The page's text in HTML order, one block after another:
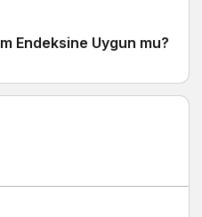
Endeksine Uygun mu?